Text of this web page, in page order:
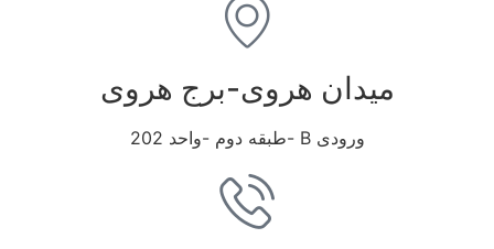
میدان هروی-برج هروی
ورودی B -طبقه دوم -واحد 202